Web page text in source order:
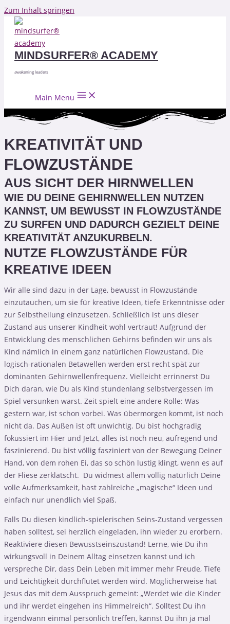
Zum Inhalt springen
MINDSURFER® ACADEMY
awakening leaders
Main Menu
KREATIVITÄT UND
FLOWZUSTÄNDE
AUS SICHT DER HIRNWELLEN
WIE DU DEINE GEHIRNWELLEN NUTZEN
KANNST, UM BEWUSST IN FLOWZUSTÄNDE
ZU SURFEN UND DADURCH GEZIELT DEINE
KREATIVITÄT ANZUKURBELN.
NUTZE FLOWZUSTÄNDE FÜR
KREATIVE IDEEN
Wir alle sind dazu in der Lage, bewusst in Flowzustände
einzutauchen, um sie für kreative Ideen, tiefe Erkenntnisse oder
zur Selbstheilung einzusetzen. Schließlich ist uns dieser
Zustand aus unserer Kindheit wohl vertraut! Aufgrund der
Entwicklung des menschlichen Gehirns befinden wir uns als
Kind nämlich in einem ganz natürlichen Flowzustand. Die
logisch-rationalen Betawellen werden erst recht spät zur
dominanten Gehirnwellenfrequenz. Vielleicht errinnerst Du
Dich daran, wie Du als Kind stundenlang selbstvergessen im
Spiel versunken warst. Zeit spielt eine andere Rolle: Was
gestern war, ist schon vorbei. Was übermorgen kommt, ist noch
nicht da. Das Außen ist oft unwichtig. Du bist hochgradig
fokussiert im Hier und Jetzt, alles ist noch neu, aufregend und
faszinierend. Du bist völlig fasziniert von der Bewegung Deiner
Hand, von dem rohen Ei, das so schön lustig klingt, wenn es auf
der Fliese zerklatscht. Du widmest allem völlig natürlich Deine
volle Aufmerksamkeit, hast zahlreiche „magische“ Ideen und
einfach nur unendlich viel Spaß.
Falls Du diesen kindlich-spielerischen Seins-Zustand vergessen
haben solltest, sei herzlich eingeladen, ihn wieder zu erorbern.
Reaktiviere diesen Bewusstseinszustand! Lerne, wie Du ihn
wirkungsvoll in Deinem Alltag einsetzen kannst und ich
verspreche Dir, dass Dein Leben mit immer mehr Freude, Tiefe
und Leichtigkeit durchflutet werden wird. Möglicherweise hat
Jesus das mit dem Ausspruch gemeint: „Werdet wie die Kinder
und ihr werdet eingehen ins Himmelreich“. Solltest Du ihn
irgendwann einmal persönlich treffen, kannst Du ihn ja mal